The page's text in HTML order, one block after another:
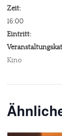
Zeit:
16:00
Eintritt:
Kino